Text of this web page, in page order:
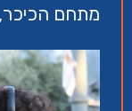
מתחם הכיכר, מנורה